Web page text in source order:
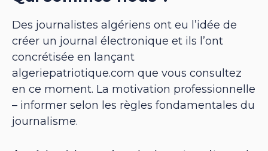
Des journalistes algériens ont eu l’idée de
créer un journal électronique et ils l’ont
concrétisée en lançant
algeriepatriotique.com que vous consultez
en ce moment. La motivation professionnelle
– informer selon les règles fondamentales du
journalisme.